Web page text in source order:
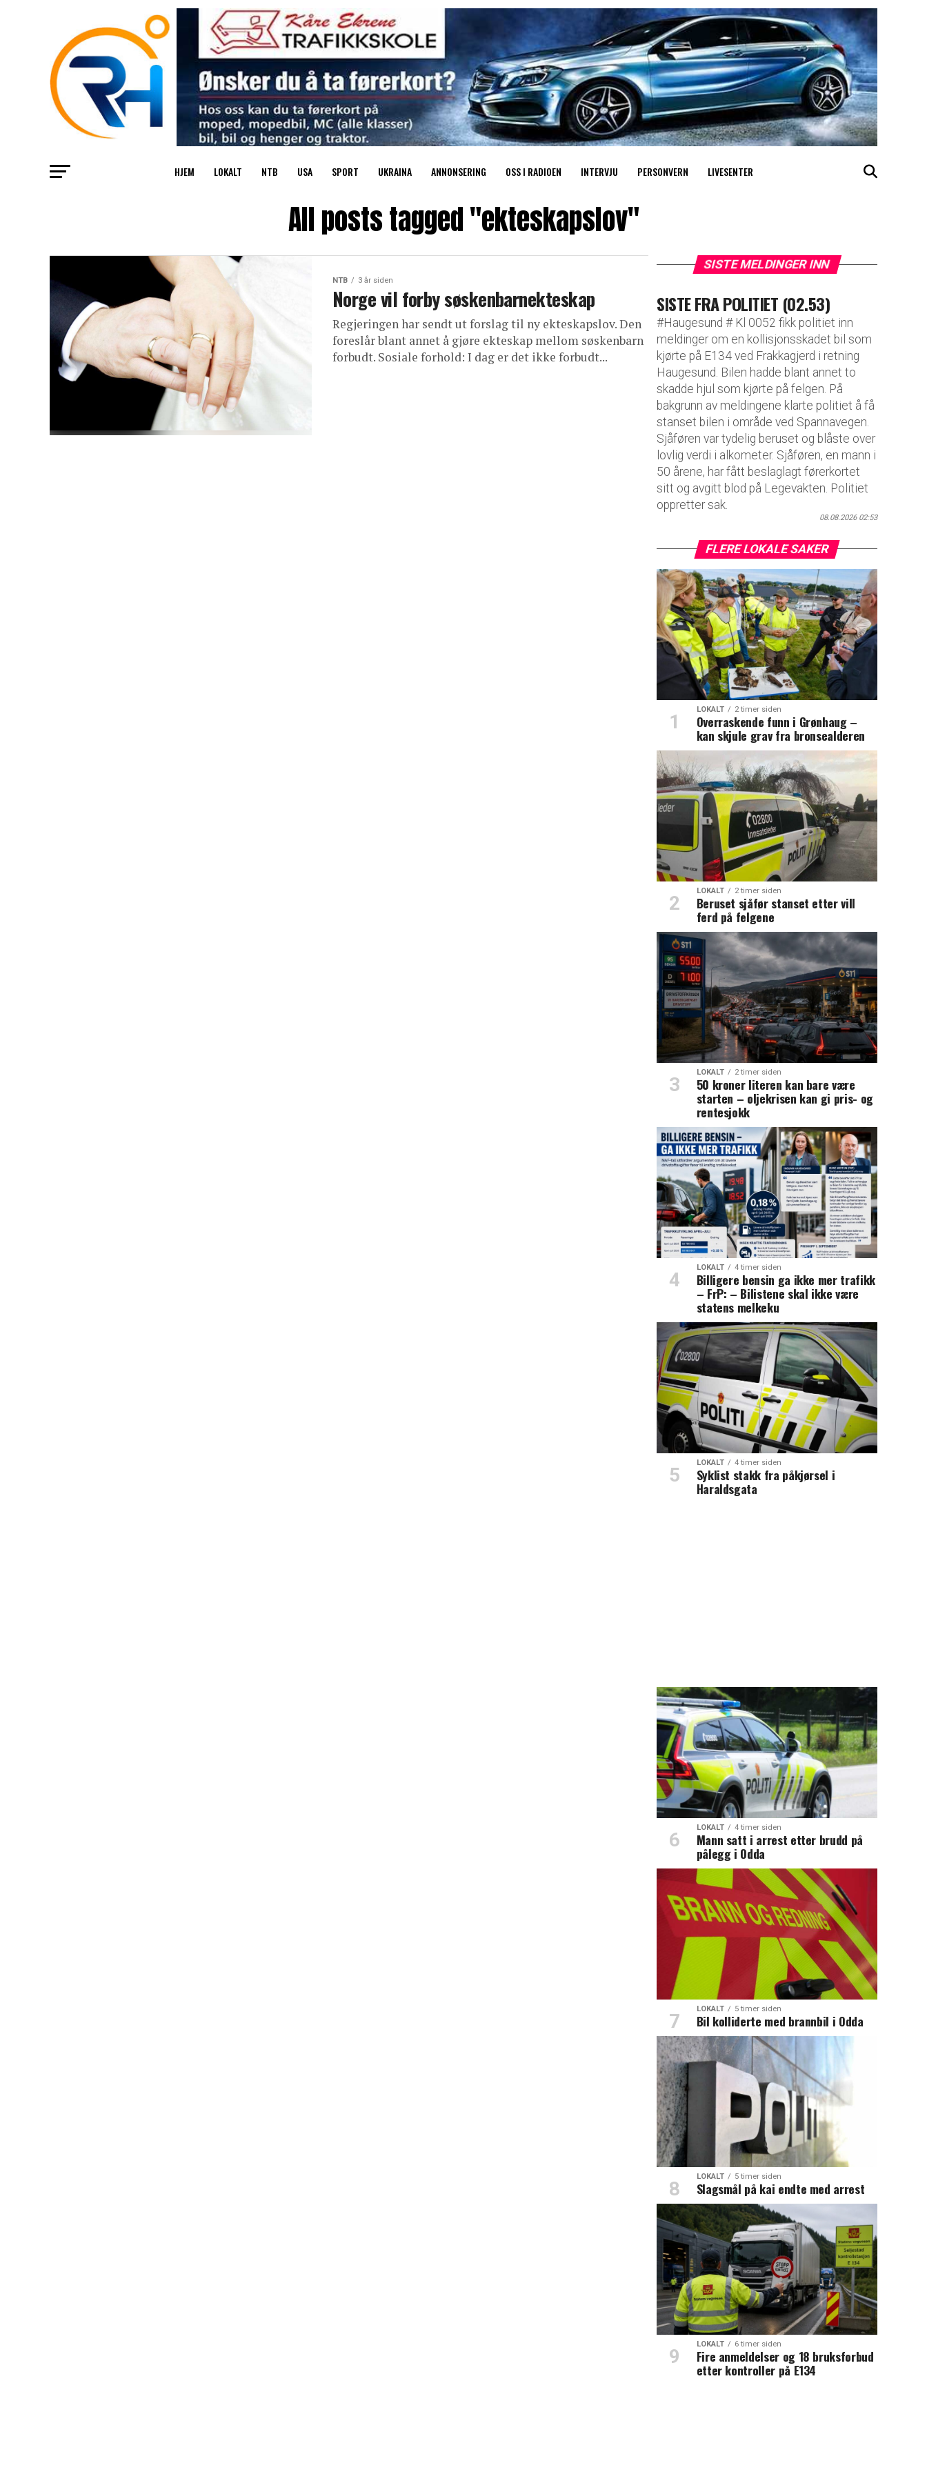
HJEM LOKALT NTB USA SPORT UKRAINA ANNONSERING OSS I RADIOEN INTERVJU PERSONVERN LIVESENTER
All posts tagged "ekteskapslov"
NTB 3 år siden
Norge vil forby søskenbarnekteskap
Regjeringen har sendt ut forslag til ny ekteskapslov. Den
foreslår blant annet å gjøre ekteskap mellom søskenbarn
forbudt. Sosiale forhold: I dag er det ikke forbudt...
SISTE MELDINGER INN
SISTE FRA POLITIET (02.53)
#Haugesund # Kl 0052 fikk politiet inn
meldinger om en kollisjonsskadet bil som
kjørte på E134 ved Frakkagjerd i retning
Haugesund. Bilen hadde blant annet to
skadde hjul som kjørte på felgen. På
bakgrunn av meldingene klarte politiet å få
stanset bilen i område ved Spannavegen.
Sjåføren var tydelig beruset og blåste over
lovlig verdi i alkometer. Sjåføren, en mann i
50 årene, har fått beslaglagt førerkortet
sitt og avgitt blod på Legevakten. Politiet
oppretter sak.
08.08.2026 02:53
FLERE LOKALE SAKER
LOKALT 2 timer siden
Overraskende funn i Grønhaug –
kan skjule grav fra bronsealderen
LOKALT 2 timer siden
Beruset sjåfør stanset etter vill
ferd på felgene
LOKALT 2 timer siden
50 kroner literen kan bare være
starten – oljekrisen kan gi pris- og
rentesjokk
LOKALT 4 timer siden
Billigere bensin ga ikke mer trafikk
– FrP: – Bilistene skal ikke være
statens melkeku
LOKALT 4 timer siden
Syklist stakk fra påkjørsel i
Haraldsgata
LOKALT 4 timer siden
Mann satt i arrest etter brudd på
pålegg i Odda
LOKALT 5 timer siden
Bil kolliderte med brannbil i Odda
LOKALT 5 timer siden
Slagsmål på kai endte med arrest
LOKALT 6 timer siden
Fire anmeldelser og 18 bruksforbud
etter kontroller på E134